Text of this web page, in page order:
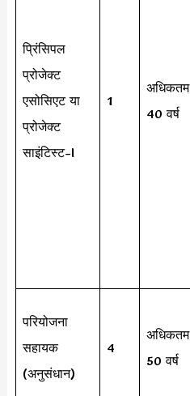
प्रिंसिपल
प्रोजेक्ट
एसोसिएट या
प्रोजेक्ट
साइंटिस्ट-I
1
अधिकतम
40 वर्ष
परियोजना
सहायक
(अनुसंधान)
4
अधिकतम
50 वर्ष